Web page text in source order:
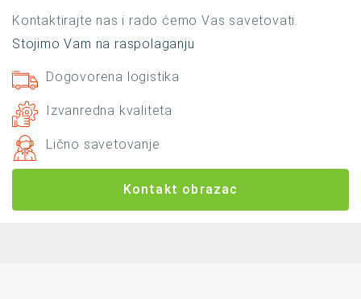
Kontaktirajte nas i rado ćemo Vas savetovati.
Stojimo Vam na raspolaganju
Dogovorena logistika
Izvanredna kvaliteta
Lično savetovanje
Kontakt obrazac